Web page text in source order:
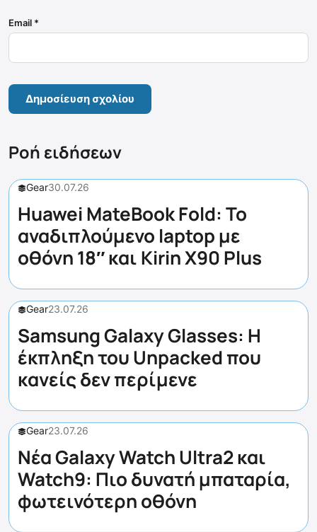
Email *
Ροή ειδήσεων
Gear30.07.26
Huawei MateBook Fold: Το
αναδιπλούμενο laptop με
οθόνη 18″ και Kirin X90 Plus
Gear23.07.26
Samsung Galaxy Glasses: Η
έκπληξη του Unpacked που
κανείς δεν περίμενε
Gear23.07.26
Νέα Galaxy Watch Ultra2 και
Watch9: Πιο δυνατή μπαταρία,
φωτεινότερη οθόνη